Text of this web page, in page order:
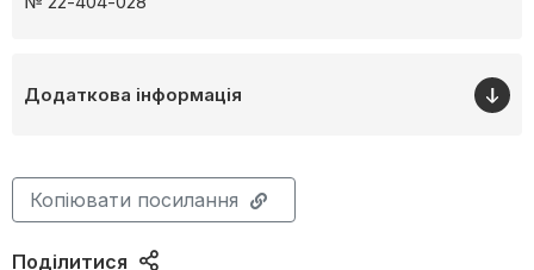
Додаткова інформація
Копіювати посилання
Поділитися